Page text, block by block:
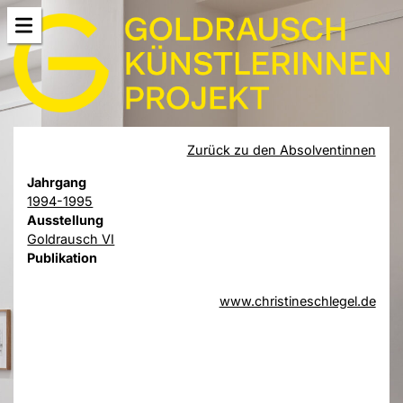
Zurück zu den Absolventinnen
Jahrgang
1994-1995
Ausstellung
Goldrausch VI
Publikation
www.christineschlegel.de